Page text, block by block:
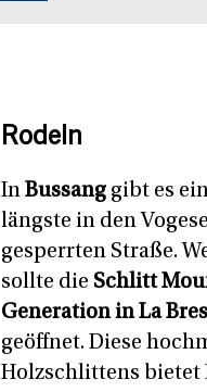
Rodeln
In Bussang gibt es
längste in den
gesperrten Straße.
sollte die Schlitt
Generation in La
geöffnet. Diese
Holzschlittens bietet